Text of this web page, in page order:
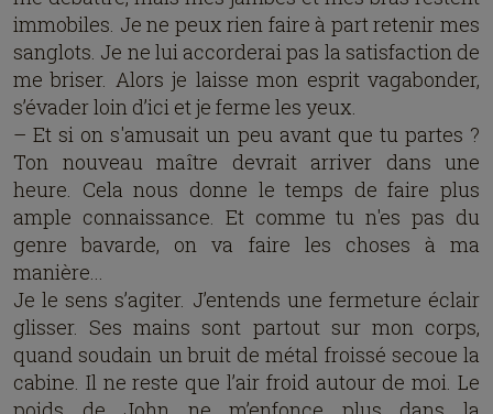
immobiles. Je ne peux rien faire à part retenir mes
sanglots. Je ne lui accorderai pas la satisfaction de
me briser. Alors je laisse mon esprit vagabonder,
s’évader loin d’ici et je ferme les yeux.
– Et si on s'amusait un peu avant que tu partes ?
Ton nouveau maître devrait arriver dans une
heure. Cela nous donne le temps de faire plus
ample connaissance. Et comme tu n'es pas du
genre bavarde, on va faire les choses à ma
manière...
Je le sens s’agiter. J’entends une fermeture éclair
glisser. Ses mains sont partout sur mon corps,
quand soudain un bruit de métal froissé secoue la
cabine. Il ne reste que l’air froid autour de moi. Le